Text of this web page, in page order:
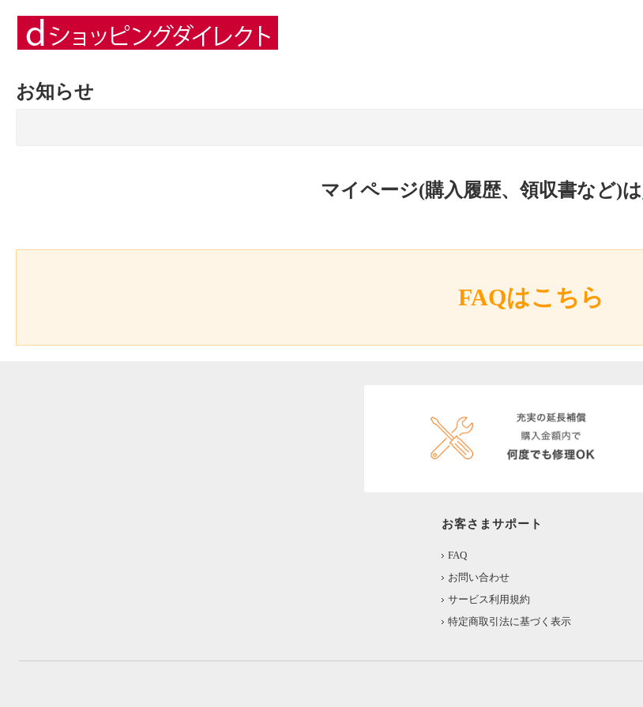
お知らせ
マイページ(購入履歴、領収書など)は
FAQはこちら
お客さまサポート
FAQ
お問い合わせ
サービス利用規約
特定商取引法に基づく表示